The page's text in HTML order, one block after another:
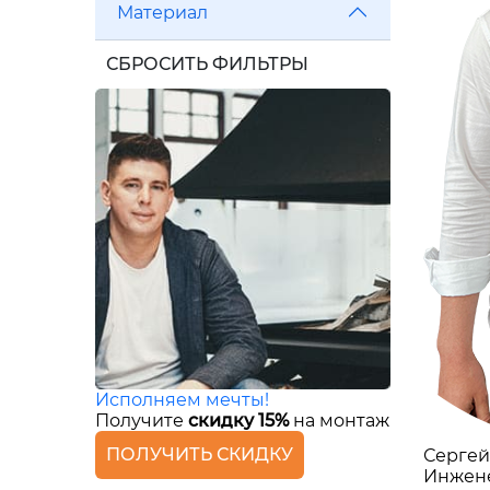
Материал
СБРОСИТЬ ФИЛЬТРЫ
Исполняем мечты!
Получите скидку 15%на монтаж
ПОЛУЧИТЬ СКИДКУ
Сергей